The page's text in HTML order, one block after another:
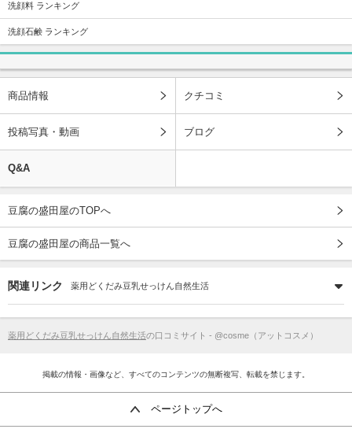
洗顔料 ランキング
洗顔石鹸 ランキング
商品情報 クチコミ
投稿写真・動画 ブログ
Q&A
豆腐の盛田屋のTOPへ
豆腐の盛田屋の商品一覧へ
関連リンク 薬用どくだみ豆乳せっけん自然生活
薬用どくだみ豆乳せっけん自然生活の口コミサイト - @cosme（アットコスメ）
掲載の情報・画像など、すべてのコンテンツの無断複写、転載を禁じます。
ページトップへ